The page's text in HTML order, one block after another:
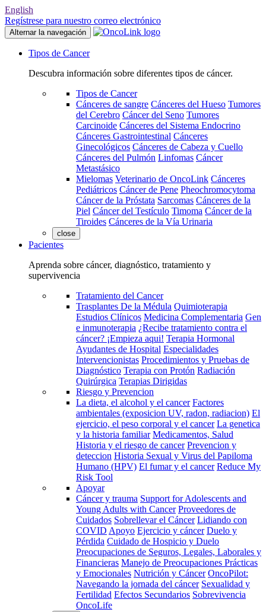
English
Regístrese para nuestro correo electrónico
Alternar la navegación
Tipos de Cancer
Descubra información sobre diferentes tipos de cáncer.
Tipos de Cancer
Cánceres de sangre Cánceres del Hueso Tumores
del Cerebro Cáncer del Seno Tumores
Carcinoide Cánceres del Sistema Endocrino
Cánceres Gastrointestinal Cánceres
Ginecológicos Cánceres de Cabeza y Cuello
Cánceres del Pulmón Linfomas Cáncer
Metastásico
Mielomas Veterinario de OncoLink Cánceres
Pediátricos Cáncer de Pene Pheochromocytoma
Cáncer de la Próstata Sarcomas Cánceres de la
Piel Cáncer del Testículo Timoma Cáncer de la
Tiroides Cánceres de la Vía Urinaria
close
Pacientes
Aprenda sobre cáncer, diagnóstico, tratamiento y
supervivencia
Tratamiento del Cancer
Trasplantes De la Médula Quimioterapia
Estudios Clínicos Medicina Complementaria Gen
e inmunoterapia ¿Recibe tratamiento contra el
cáncer? ¡Empieza aqui! Terapia Hormonal
Ayudantes de Hospital Especialidades
Intervencionistas Procedimientos y Pruebas de
Diagnóstico Terapia con Protón Radiación
Quirúrgica Terapias Dirigidas
Riesgo y Prevencion
La dieta, el alcohol y el cancer Factores
ambientales (exposicion UV, radon, radiacion) El
ejercicio, el peso corporal y el cancer La genetica
y la historia familiar Medicamentos, Salud
Historia y el riesgo de cancer Prevencion y
deteccion Historia Sexual y Virus del Papiloma
Humano (HPV) El fumar y el cancer Reduce My
Risk Tool
Apoyar
Cáncer y trauma Support for Adolescents and
Young Adults with Cancer Proveedores de
Cuidados Sobrellevar el Cáncer Lidiando con
COVID Apoyo Ejercicio y cáncer Duelo y
Pérdida Cuidado de Hospicio y Duelo
Preocupaciones de Seguros, Legales, Laborales y
Financieras Manejo de Preocupaciones Prácticas
y Emocionales Nutrición y Cáncer OncoPilot:
Navegando la jornada del cáncer Sexualidad y
Fertilidad Efectos Secundarios Sobrevivencia
OncoLife